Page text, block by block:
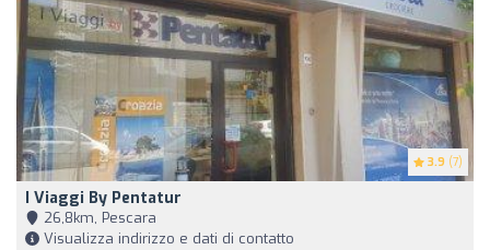
3.9 (7)
I Viaggi By Pentatur
26,8km, Pescara
Visualizza indirizzo e dati di contatto